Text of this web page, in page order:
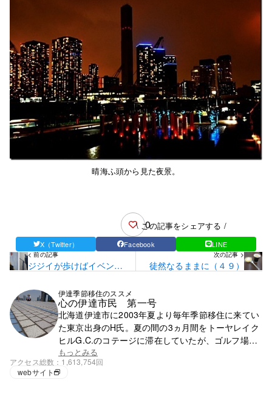
晴海ふ頭から見た夜景。
0
\ この記事をシェアする /
X（Twitter） Facebook LINE
< 前の記事
ジジイが歩けばイベント
次の記事 >
徒然なるままに（４９）
伊達季節移住のススメ
心の伊達市民 第一号
北海道伊達市に2003年夏より毎年季節移住に来てい
た東京出身のH氏。夏の間の3ヵ月間をトーヤレイク
ヒルG.C.のコテージに滞在していたが、ゴルフ場の
閉鎖で滞在先を失う。それ以降は行く先が無く、都
心で徘徊の毎日。
もっとみる
アクセス総数
1,613,754回
webサイト